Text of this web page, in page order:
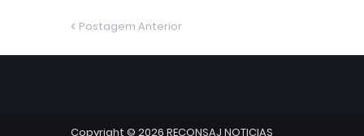
Postagem Anterior
Copyright © 2026 RECONSAJ NOTICIAS